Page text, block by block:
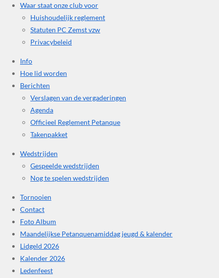
Waar staat onze club voor
Huishoudelijk reglement
Statuten PC Zemst vzw
Privacybeleid
Info
Hoe lid worden
Berichten
Verslagen van de vergaderingen
Agenda
Officieel Reglement Petanque
Takenpakket
Wedstrijden
Gespeelde wedstrijden
Nog te spelen wedstrijden
Tornooien
Contact
Foto Album
Maandelijkse Petanquenamiddag jeugd & kalender
Lidgeld 2026
Kalender 2026
Ledenfeest